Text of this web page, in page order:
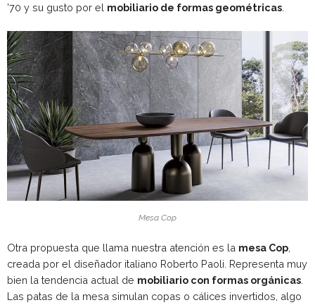
’70 y su gusto por el mobiliario de formas geométricas
Mesa Cop
Otra propuesta que llama nuestra atención es la mesa Cop
creada por el diseñador italiano Roberto Paoli. Representa muy
bien la tendencia actual de mobiliario con formas orgánicas
Las patas de la mesa simulan copas o cálices invertidos, algo